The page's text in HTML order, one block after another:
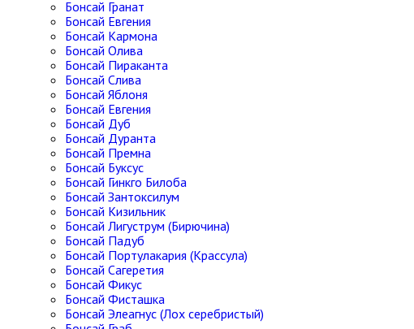
Бонсай Гранат
Бонсай Евгения
Бонсай Кармона
Бонсай Олива
Бонсай Пираканта
Бонсай Слива
Бонсай Яблоня
Бонсай Евгения
Бонсай Дуб
Бонсай Дуранта
Бонсай Премна
Бонсай Буксус
Бонсай Гинкго Билоба
Бонсай Зантоксилум
Бонсай Кизильник
Бонсай Лигуструм (Бирючина)
Бонсай Падуб
Бонсай Портулакария (Крассула)
Бонсай Сагеретия
Бонсай Фикус
Бонсай Фисташка
Бонсай Элеагнус (Лох серебристый)